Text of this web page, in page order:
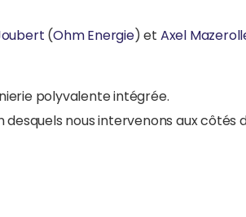
(Ohm Energie) et Axel
polyvalente intégrée.
nous intervenons aux côtés